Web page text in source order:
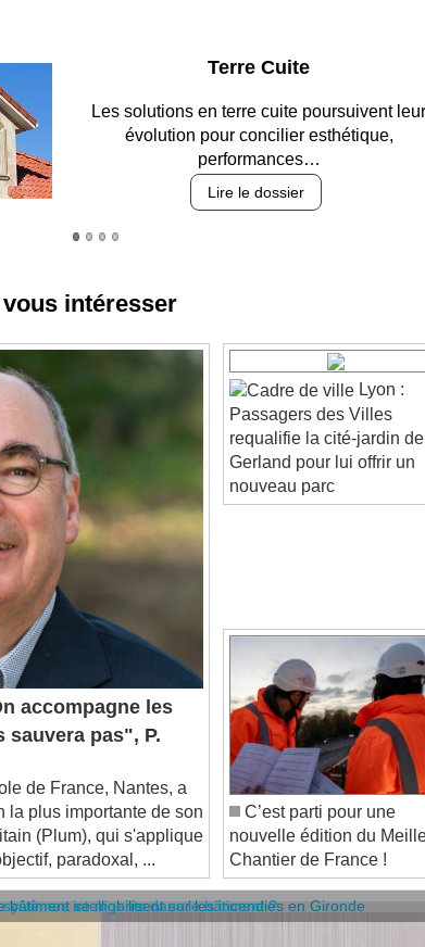
Parking et garages
Entre circulation, sécurisation des accès,
des revêtements et intégration…
Lire le dossier
accompagne les
sauvera pas", P.
de France, Nantes, a
la plus importante de son
(Plum), qui s'applique
paradoxal, ...
Passagers des Villes
requalifie la cité-jardin de
Gerland pour lui offrir un
nouveau parc
C’est parti pour une
nouvelle édition du
Chantier de France !
bâtiment se mobilisent sur les incendies en Gironde
intelligents dans le bâtiment ?